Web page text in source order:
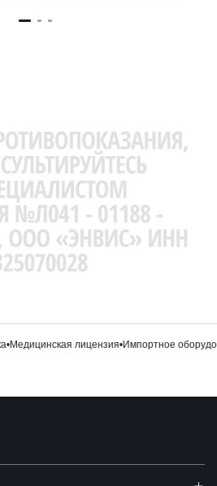
лицензия•Импортное